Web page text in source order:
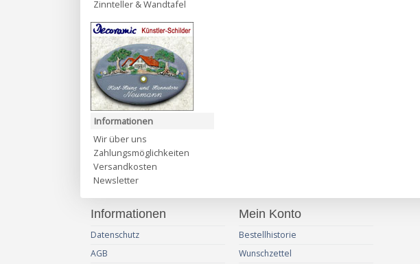
Zinnteller & Wandtafel
Informationen
Wir über uns
Zahlungsmöglichkeiten
Versandkosten
Newsletter
Informationen
Datenschutz
AGB
Mein Konto
Bestellhistorie
Wunschzettel